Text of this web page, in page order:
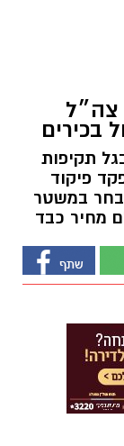
צה״ל
בכירים
תקיפות
פיקוד
בחר במשטר
מחיר כבד